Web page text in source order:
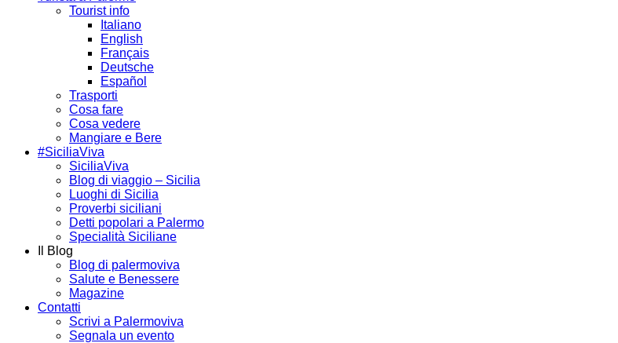
Tourist info
Italiano
English
Français
Deutsche
Español
Trasporti
Cosa fare
Cosa vedere
Mangiare e Bere
#SiciliaViva
SiciliaViva
Blog di viaggio – Sicilia
Luoghi di Sicilia
Proverbi siciliani
Detti popolari a Palermo
Specialità Siciliane
Il Blog
Blog di palermoviva
Salute e Benessere
Magazine
Contatti
Scrivi a Palermoviva
Segnala un evento